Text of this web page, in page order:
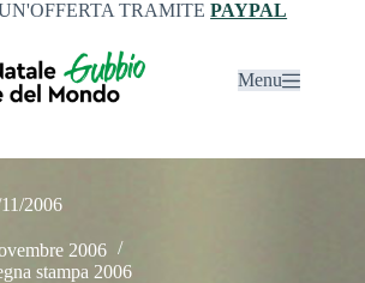
TRAMITEPAYPAL
Menu
2006
2006
stampa 2006